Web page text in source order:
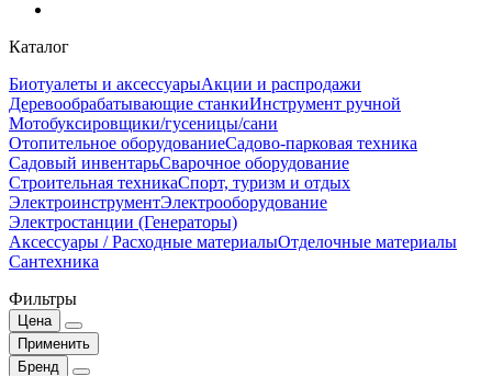
Каталог
Биотуалеты и аксессуарыАкции и распродажи
Деревообрабатывающие станкиИнструмент ручной
Мотобуксировщики/гусеницы/сани
Отопительное оборудованиеСадово-парковая техника
Садовый инвентарьСварочное оборудование
Строительная техникаСпорт, туризм и отдых
ЭлектроинструментЭлектрооборудование
Электростанции (Генераторы)
Аксессуары / Расходные материалыОтделочные материалы
Сантехника
Фильтры
Цена
Применить
Бренд